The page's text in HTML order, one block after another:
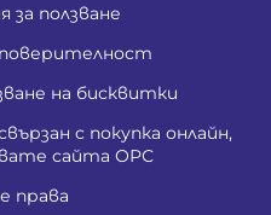
за ползване
на бисквитки
с покупка онлайн,
сайта ОРС
права